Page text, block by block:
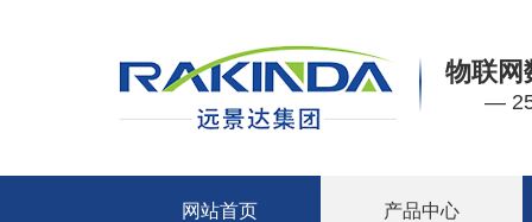
物联网
—
网站首页 产品中心